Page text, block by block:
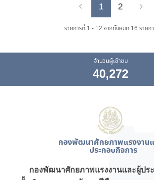
Previous
1 2
รายการที่ 1 - 12 จากทั้งหมด 16 รายก
จำนวนผู้เข้าชม
40,272
กองพัฒนาศักยภาพแรงงาน
ประกอบกิจการ
กองพัฒนาศักยภาพแรงงานและผู้ปร